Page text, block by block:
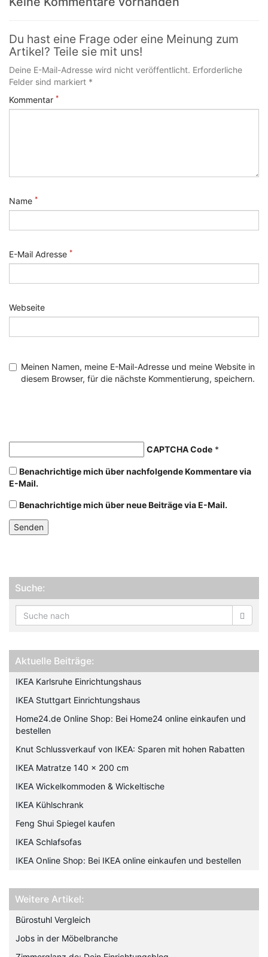
Du hast eine Frage oder eine Meinung zum
Artikel? Teile sie mit uns!
Deine E-Mail-Adresse wird nicht veröffentlicht. Erforderliche
Felder sind markiert *
Kommentar *
Name *
E-Mail Adresse *
Webseite
Meinen Namen, meine E-Mail-Adresse und meine Website in
diesem Browser, für die nächste Kommentierung, speichern.
CAPTCHA Code *
Benachrichtige mich über nachfolgende Kommentare via
E-Mail.
Benachrichtige mich über neue Beiträge via E-Mail.
Suche:
Aktuelle Beiträge:
IKEA Karlsruhe Einrichtungshaus
IKEA Stuttgart Einrichtungshaus
Home24.de Online Shop: Bei Home24 online einkaufen und
bestellen
Knut Schlussverkauf von IKEA: Sparen mit hohen Rabatten
IKEA Matratze 140 x 200 cm
IKEA Wickelkommoden & Wickeltische
IKEA Kühlschrank
Feng Shui Spiegel kaufen
IKEA Schlafsofas
IKEA Online Shop: Bei IKEA online einkaufen und bestellen
Weitere Artikel:
Bürostuhl Vergleich
Jobs in der Möbelbranche